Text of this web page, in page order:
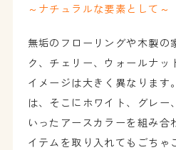
～ナチュラルな要素として～
無垢のフローリングや木製の
ク、チェリー、ウォールナッ
イメージは大きく異なります
は、そこにホワイト、グレー
いったアースカラーを組み合
イテムを取り入れてもごちゃ